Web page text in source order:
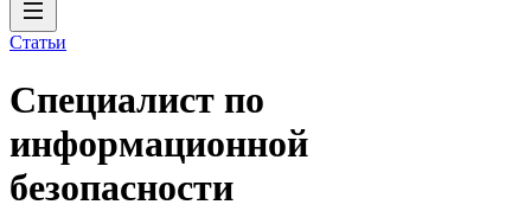
Статьи
Специалист по
информационной
безопасности